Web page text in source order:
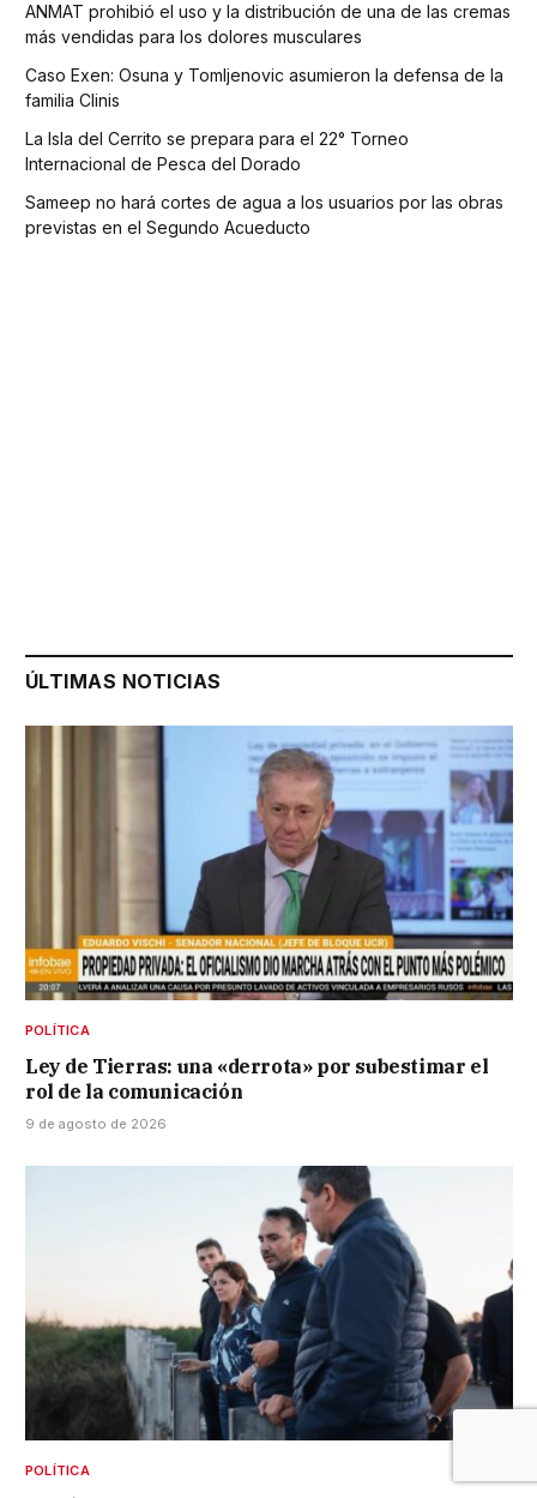
ANMAT prohibió el uso y la distribución de una de las cremas
más vendidas para los dolores musculares
Caso Exen: Osuna y Tomljenovic asumieron la defensa de la
familia Clinis
La Isla del Cerrito se prepara para el 22° Torneo
Internacional de Pesca del Dorado
Sameep no hará cortes de agua a los usuarios por las obras
previstas en el Segundo Acueducto
ÚLTIMAS NOTICIAS
POLÍTICA
Ley de Tierras: una «derrota» por subestimar el
rol de la comunicación
9 de agosto de 2026
POLÍTICA